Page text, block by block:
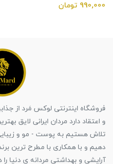
990,000 تومان
فروشگاه اینترنتی لوکس مَرد از
و اعتقاد دارد مردان ایرانی لایق
تلاش هستیم به پوست - مو و
دهیم و با همکاری با مطرح ترین
آرایشی و بهداشتی مردانه ی دنیا